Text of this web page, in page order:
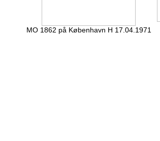
MO 1862 på København H 17.04.1971